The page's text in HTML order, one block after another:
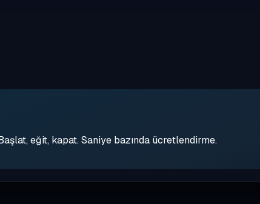
eğit, kapat. Saniye bazında ücretlendirme.